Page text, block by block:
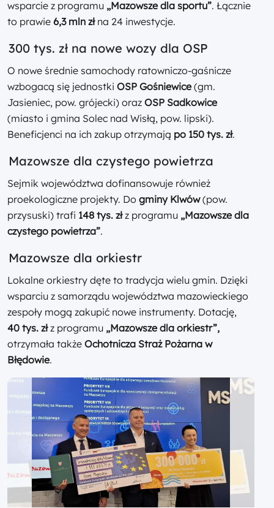
wsparcie z programu „Mazowsze dla sportu”. Łącznie
to prawie 6,3 mln złna 24 inwestycje.
300 tys. zł na nowe wozy dla OSP
O nowe średnie samochody ratowniczo-gaśnicze
wzbogacą się jednostki OSP Gośniewice (gm.
Jasieniec, pow. grójecki) oraz OSP Sadkowice
(miasto i gmina Solec nad Wisłą, pow. lipski).
Beneficjenci na ich zakup otrzymają po 150 tys. zł.
Mazowsze dla czystego powietrza
Sejmik województwa dofinansowuje również
proekologiczne projekty. Do gminy Klwów(pow.
przysuski) trafi 148 tys. złz programu „Mazowsze dla
czystego powietrza”.
Mazowsze dla orkiestr
Lokalne orkiestry dęte to tradycja wielu gmin. Dzięki
wsparciu z samorządu województwa mazowieckiego
zespoły mogą zakupić nowe instrumenty. Dotację,
40 tys. złz programu „Mazowsze dla orkiestr”,
otrzymała także Ochotnicza Straż Pożarna w
Błędowie.